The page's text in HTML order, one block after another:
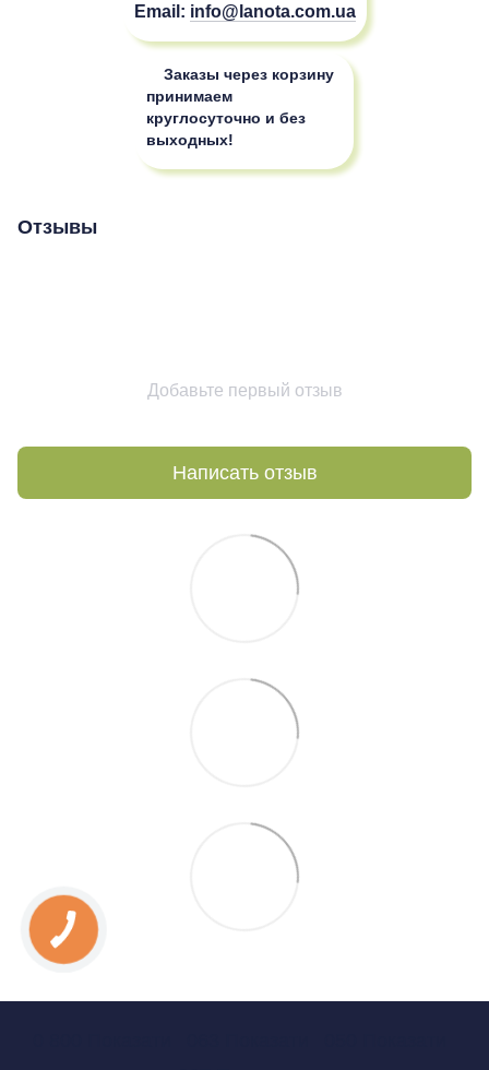
Email: info@lanota.com.ua
Заказы через корзину
принимаем
круглосуточно и без
выходных!
Отзывы
Добавьте первый отзыв
Написать отзыв